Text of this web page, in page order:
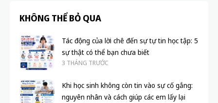
KHÔNG THỂ BỎ QUA
Tác động của lời chê đến sự tự tin học tập: 5
sự thật có thể bạn chưa biết
3 THÁNG TRƯỚC
Khi học sinh không còn tin vào sự cố gắng:
nguyên nhân và cách giúp các em lấy lại